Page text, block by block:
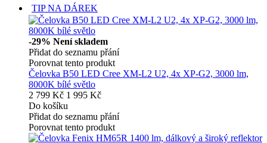
TIP NA DÁREK
-29% Není skladem
Přidat do seznamu přání
Porovnat tento produkt
Čelovka B50 LED Cree XM-L2 U2, 4x XP-G2, 3000 lm,
8000K bílé světlo
2 799 Kč 1 995 Kč
Do košíku
Přidat do seznamu přání
Porovnat tento produkt